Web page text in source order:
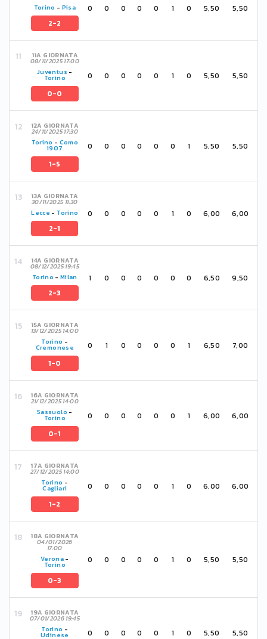
Torino - Pisa
2-2
0 0 0 0 0 1 0 5,50 5,50
11A GIORNATA
08/11/2025 17:00
Juventus -
Torino
0-0
0 0 0 0 0 1 0 5,50 5,50
12A GIORNATA
24/11/2025 17:30
Torino - Como
1907
1-5
0 0 0 0 0 0 1 5,50 5,50
13A GIORNATA
30/11/2025 11:30
Lecce - Torino
2-1
0 0 0 0 0 1 0 6,00 6,00
14A GIORNATA
08/12/2025 19:45
Torino -Milan
2-3
1 0 0 0 0 0 0 6,50 9,50
15A GIORNATA
13/12/2025 14:00
Torino -
Cremonese
1-0
0 1 0 0 0 0 1 6,50 7,00
16A GIORNATA
21/12/2025 14:00
Sassuolo -
Torino
0-1
0 0 0 0 0 0 1 6,00 6,00
17A GIORNATA
27/12/2025 14:00
Torino -
Cagliari
1-2
0 0 0 0 0 1 0 6,00 6,00
18A GIORNATA
04/01/2026
17:00
Verona -
Torino
0-3
0 0 0 0 0 1 0 5,50 5,50
19A GIORNATA
07/01/2026 19:45
Torino -
Udinese 0 0 0 0 0 1 0 5,50 5,50